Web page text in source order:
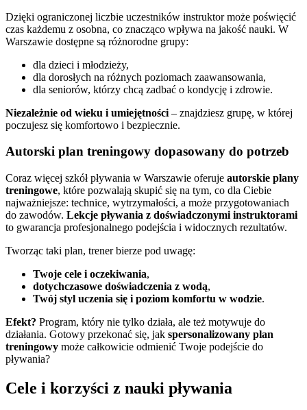
Dzięki ograniczonej liczbie uczestników instruktor może poświęcić
czas każdemu z osobna, co znacząco wpływa na jakość nauki. W
Warszawie dostępne są różnorodne grupy:
dla dzieci i młodzieży,
dla dorosłych na różnych poziomach zaawansowania,
dla seniorów, którzy chcą zadbać o kondycję i zdrowie.
Niezależnie od wieku i umiejętności – znajdziesz grupę, w której
poczujesz się komfortowo i bezpiecznie.
Autorski plan treningowy dopasowany do potrzeb
Coraz więcej szkół pływania w Warszawie oferuje autorskie plany
treningowe, które pozwalają skupić się na tym, co dla Ciebie
najważniejsze: technice, wytrzymałości, a może przygotowaniach
do zawodów. Lekcje pływania z doświadczonymi instruktorami
to gwarancja profesjonalnego podejścia i widocznych rezultatów.
Tworząc taki plan, trener bierze pod uwagę:
Twoje cele i oczekiwania,
dotychczasowe doświadczenia z wodą,
Twój styl uczenia się i poziom komfortu w wodzie.
Efekt? Program, który nie tylko działa, ale też motywuje do
działania. Gotowy przekonać się, jak spersonalizowany plan
treningowy może całkowicie odmienić Twoje podejście do
pływania?
Cele i korzyści z nauki pływania